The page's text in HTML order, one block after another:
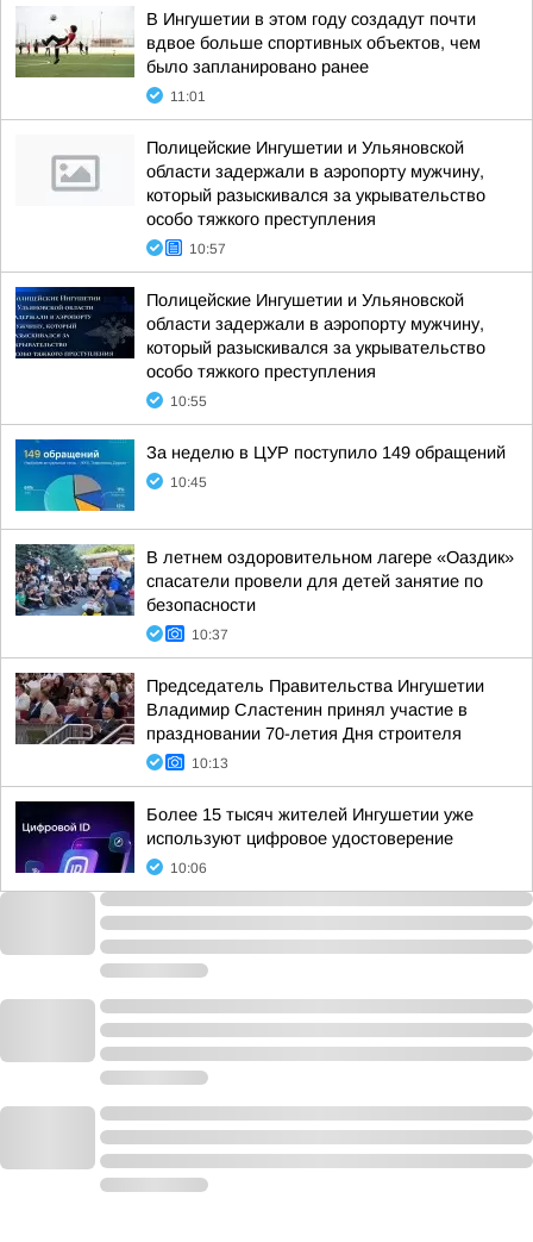
В Ингушетии в этом году создадут почти
вдвое больше спортивных объектов, чем
было запланировано ранее
11:01
Полицейские Ингушетии и Ульяновской
области задержали в аэропорту мужчину,
который разыскивался за укрывательство
особо тяжкого преступления
10:57
Полицейские Ингушетии и Ульяновской
области задержали в аэропорту мужчину,
который разыскивался за укрывательство
особо тяжкого преступления
10:55
За неделю в ЦУР поступило 149 обращений
10:45
В летнем оздоровительном лагере «Оаздик»
спасатели провели для детей занятие по
безопасности
10:37
Председатель Правительства Ингушетии
Владимир Сластенин принял участие в
праздновании 70-летия Дня строителя
10:13
Более 15 тысяч жителей Ингушетии уже
используют цифровое удостоверение
10:06